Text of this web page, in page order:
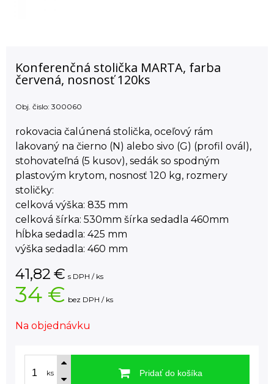
Konferenčná stolička MARTA, farba
červená, nosnosť 120ks
Obj. čislo: 300060
rokovacia čalúnená stolička, oceľový rám
lakovaný na čierno (N) alebo sivo (G) (profil ovál),
stohovateľná (5 kusov), sedák so spodným
plastovým krytom, nosnosť 120 kg, rozmery
stoličky:
celková výška: 835 mm
celková šírka: 530mm šírka sedadla 460mm
hĺbka sedadla: 425 mm
výška sedadla: 460 mm
41,82 € s DPH / ks
34 € bez DPH / ks
Na objednávku
ks Pridať do košíka